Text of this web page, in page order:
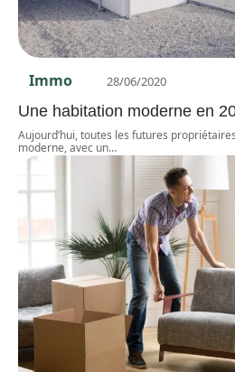
Immo 28/06/2020
Une habitation moderne en
Aujourd’hui, toutes les futures
moderne, avec un…